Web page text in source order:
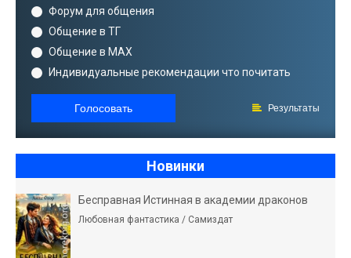
Форум для общения
Общение в ТГ
Общение в MAX
Индивидуальные рекомендации что почитать
Голосовать Результаты
Новинки
Бесправная Истинная в академии драконов
Любовная фантастика / Самиздат